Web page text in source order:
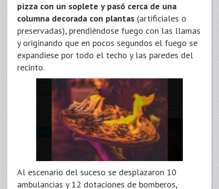
pizza con un soplete y pasó cerca de una
columna decorada con plantas (artificiales o
preservadas), prendiéndose fuego con las llamas
y originando que en pocos segundos el fuego se
expandiese por todo el techo y las paredes del
recinto.
Al escenario del suceso se desplazaron 10
ambulancias y 12 dotaciones de bomberos,